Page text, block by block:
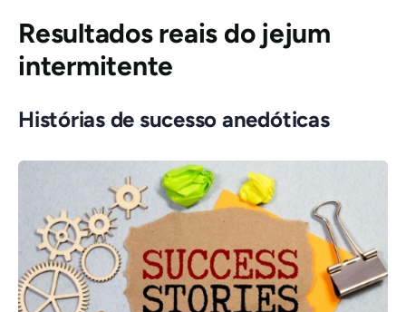
Resultados reais do jejum
intermitente
Histórias de sucesso anedóticas